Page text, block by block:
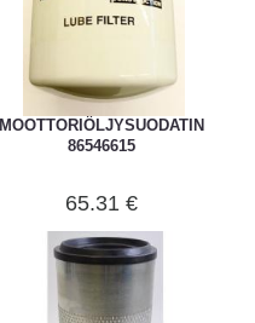
MOOTTORIÖLJYSUODATIN
86546615
65.31 €